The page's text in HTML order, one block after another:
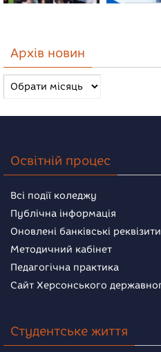
Архів новин
Архів
новин
Освітній процес
Всі події коледжу
Публічна інформація
Оновлені банківські
Методичний кабінет
Педагогічна практика
Сайт Херсонського
Студентське життя